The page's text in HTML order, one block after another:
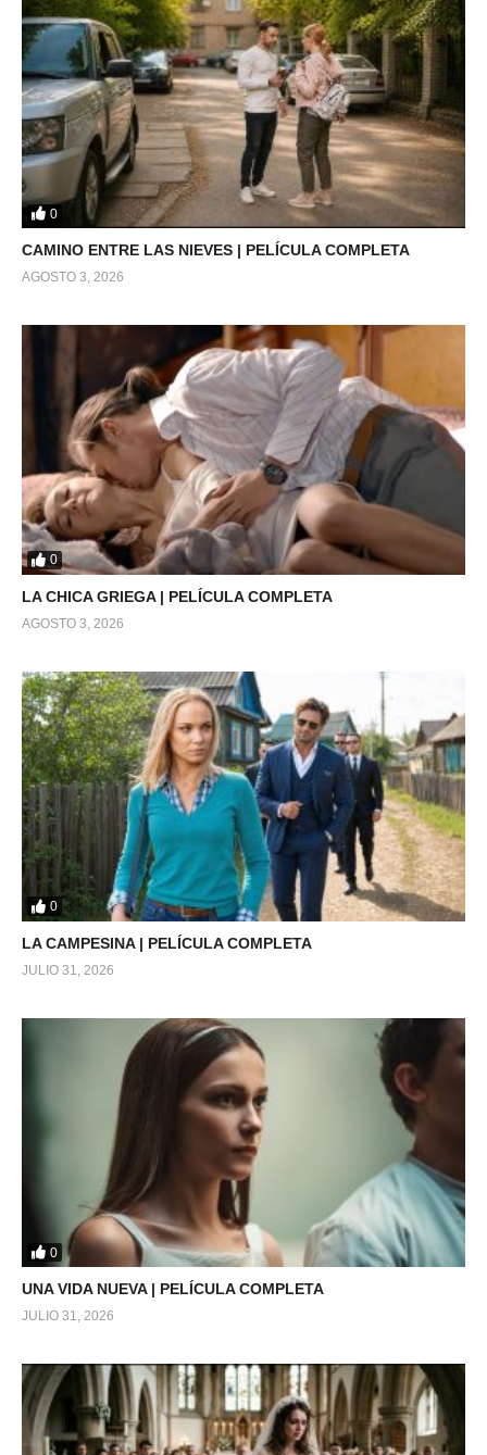
0
CAMINO ENTRE LAS NIEVES | PELÍCULA COMPLETA
AGOSTO 3, 2026
0
LA CHICA GRIEGA | PELÍCULA COMPLETA
AGOSTO 3, 2026
0
LA CAMPESINA | PELÍCULA COMPLETA
JULIO 31, 2026
0
UNA VIDA NUEVA | PELÍCULA COMPLETA
JULIO 31, 2026